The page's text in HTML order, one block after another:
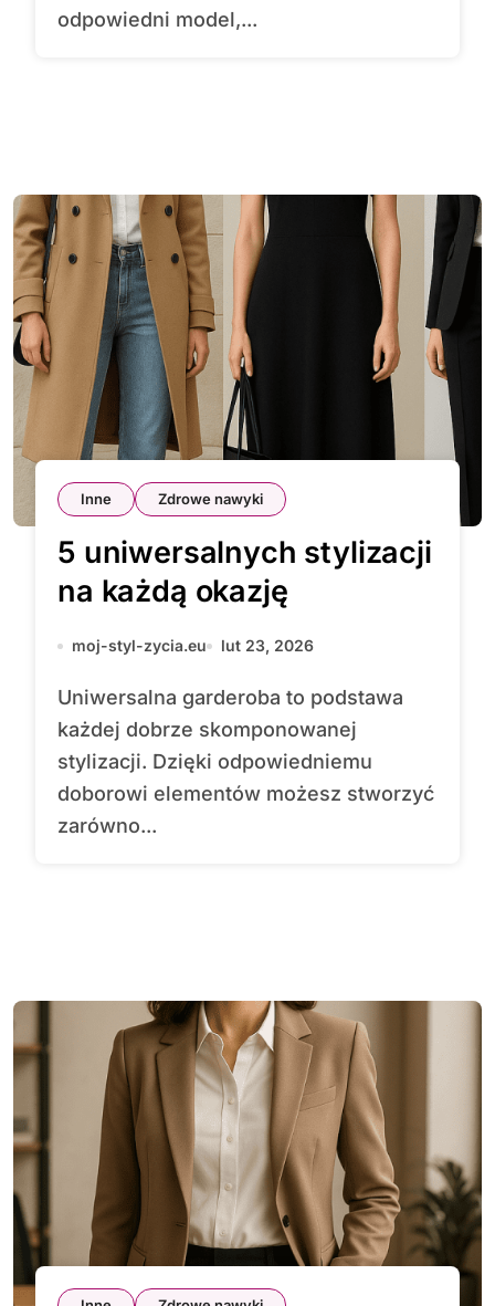
odpowiedni model,...
Inne Zdrowe nawyki
5 uniwersalnych stylizacji
na każdą okazję
moj-styl-zycia.eu lut 23, 2026
Uniwersalna garderoba to podstawa
każdej dobrze skomponowanej
stylizacji. Dzięki odpowiedniemu
doborowi elementów możesz stworzyć
zarówno...